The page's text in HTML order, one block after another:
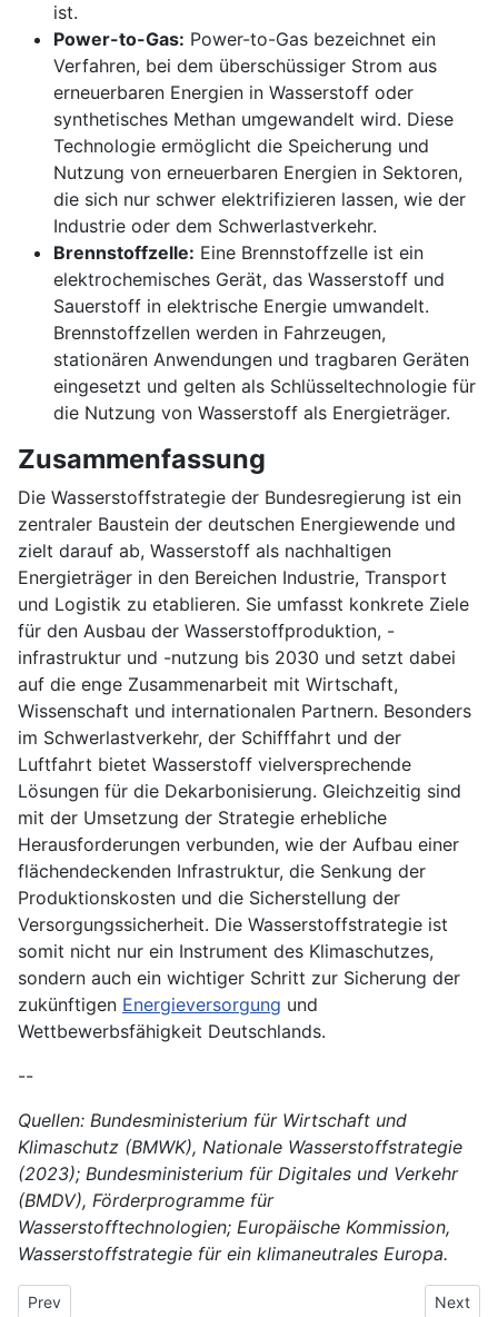
ist.
Power-to-Gas: Power-to-Gas bezeichnet ein
Verfahren, bei dem überschüssiger Strom aus
erneuerbaren Energien in Wasserstoff oder
synthetisches Methan umgewandelt wird. Diese
Technologie ermöglicht die Speicherung und
Nutzung von erneuerbaren Energien in Sektoren,
die sich nur schwer elektrifizieren lassen, wie der
Industrie oder dem Schwerlastverkehr.
Brennstoffzelle: Eine Brennstoffzelle ist ein
elektrochemisches Gerät, das Wasserstoff und
Sauerstoff in elektrische Energie umwandelt.
Brennstoffzellen werden in Fahrzeugen,
stationären Anwendungen und tragbaren Geräten
eingesetzt und gelten als Schlüsseltechnologie für
die Nutzung von Wasserstoff als Energieträger.
Zusammenfassung
Die Wasserstoffstrategie der Bundesregierung ist ein
zentraler Baustein der deutschen Energiewende und
zielt darauf ab, Wasserstoff als nachhaltigen
Energieträger in den Bereichen Industrie, Transport
und Logistik zu etablieren. Sie umfasst konkrete Ziele
für den Ausbau der Wasserstoffproduktion, -
infrastruktur und -nutzung bis 2030 und setzt dabei
auf die enge Zusammenarbeit mit Wirtschaft,
Wissenschaft und internationalen Partnern. Besonders
im Schwerlastverkehr, der Schifffahrt und der
Luftfahrt bietet Wasserstoff vielversprechende
Lösungen für die Dekarbonisierung. Gleichzeitig sind
mit der Umsetzung der Strategie erhebliche
Herausforderungen verbunden, wie der Aufbau einer
flächendeckenden Infrastruktur, die Senkung der
Produktionskosten und die Sicherstellung der
Versorgungssicherheit. Die Wasserstoffstrategie ist
somit nicht nur ein Instrument des Klimaschutzes,
sondern auch ein wichtiger Schritt zur Sicherung der
zukünftigen Energieversorgung und
Wettbewerbsfähigkeit Deutschlands.
--
Quellen: Bundesministerium für Wirtschaft und
Klimaschutz (BMWK), Nationale Wasserstoffstrategie
(2023); Bundesministerium für Digitales und Verkehr
(BMDV), Förderprogramme für
Wasserstofftechnologien; Europäische Kommission,
Wasserstoffstrategie für ein klimaneutrales Europa.
Previous article: Wettbewerb mit dem Straßenverkehr
Prev Next
Next